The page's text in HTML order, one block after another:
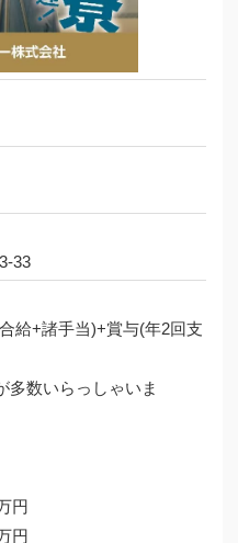
33
給+諸手当)+賞与(年2回支
数いらっしゃいま
円
円